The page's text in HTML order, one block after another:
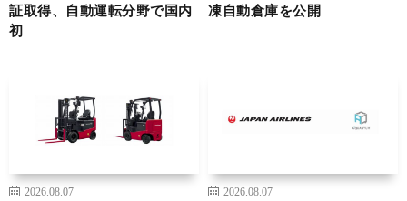
証取得、自動運転分野で国内
初
凍自動倉庫を公開
2026.08.07
2026.08.07